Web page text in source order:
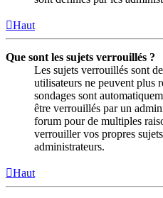
Haut
Que sont les sujets verrouillés ?
Les sujets verrouillés sont
utilisateurs ne peuvent plus
sondages sont
être verrouillés par un
forum pour de multiples
verrouiller vos propres
administrateurs.
Haut